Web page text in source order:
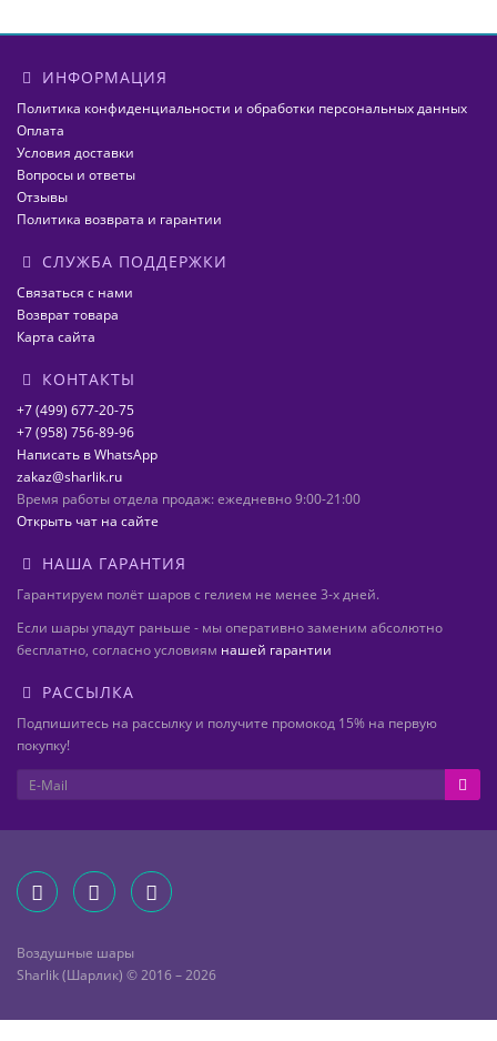
ИНФОРМАЦИЯ
Политика конфиденциальности и обработки персональных данных
Оплата
Условия доставки
Вопросы и ответы
Отзывы
Политика возврата и гарантии
СЛУЖБА ПОДДЕРЖКИ
Связаться с нами
Возврат товара
Карта сайта
КОНТАКТЫ
+7 (499) 677-20-75
+7 (958) 756-89-96
Написать в WhatsApp
zakaz@sharlik.ru
Время работы отдела продаж: ежедневно 9:00-21:00
Открыть чат на сайте
НАША ГАРАНТИЯ
Гарантируем полёт шаров с гелием не менее 3-х дней.
Если шары упадут раньше - мы оперативно заменим абсолютно
бесплатно, согласно условиям нашей гарантии
РАССЫЛКА
Подпишитесь на рассылку и получите промокод 15% на первую
покупку!
Воздушные шары
Sharlik (Шарлик) © 2016 – 2026